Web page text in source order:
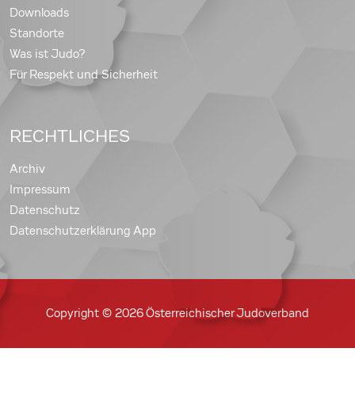
Downloads
Standorte
Was ist Judo?
Für Respekt und Sicherheit
RECHTLICHES
Archiv
Impressum
Datenschutz
Datenschutzerklärung App
Copyright © 2026 Österreichischer Judoverband